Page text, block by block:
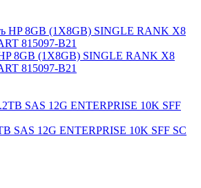
8GB (1X8GB) SINGLE RANK X8
815097-B21
SAS 12G ENTERPRISE 10K SFF SC